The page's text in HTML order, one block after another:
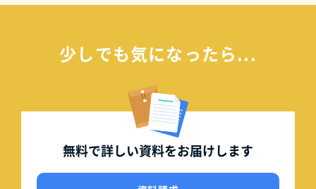
少しでも気になったら...
無料で詳しい資料をお届けします